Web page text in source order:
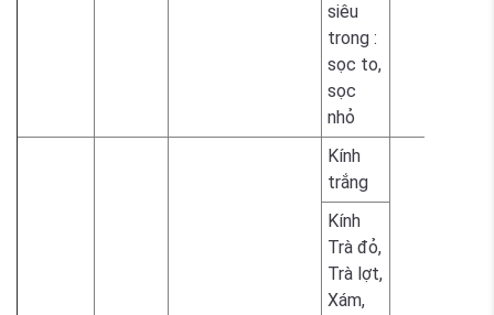
siêu
trong :
sọc to,
sọc
nhỏ
Kính
trắng
Kính
Trà đỏ,
Trà lợt,
Xám,